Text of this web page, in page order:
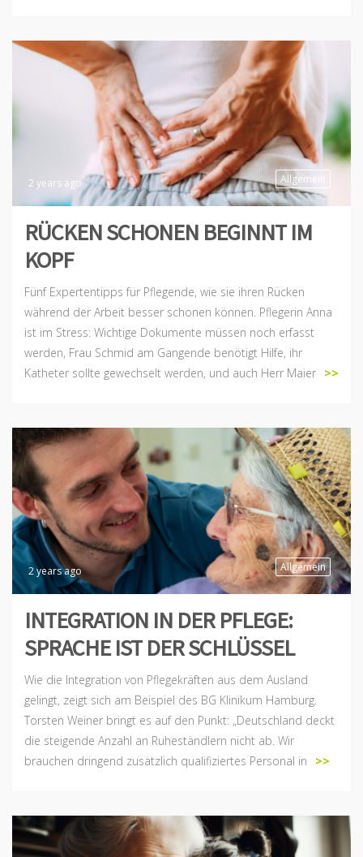
Allgemein
2 years ago
RÜCKEN SCHONEN BEGINNT IM
KOPF
Fünf Expertentipps für Pflegende, wie sie ihren Rücken
während der Arbeit besser schonen können. Pflegerin Anna
ist im Stress: Wichtige Dokumente müssen noch erfasst
werden, Frau Schmid am Gangende benötigt Hilfe, ihr
Katheter sollte gewechselt werden, und auch Herr Maier >>
Allgemein
2 years ago
INTEGRATION IN DER PFLEGE:
SPRACHE IST DER SCHLÜSSEL
Wie die Integration von Pflegekräften aus dem Ausland
gelingt, zeigt sich am Beispiel des BG Klinikum Hamburg.
Torsten Weiner bringt es auf den Punkt: „Deutschland deckt
die steigende Anzahl an Ruheständlern nicht ab. Wir
brauchen dringend zusätzlich qualifiziertes Personal in
>>